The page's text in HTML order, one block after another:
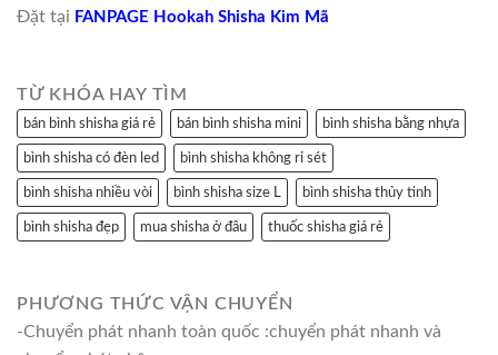
Đặt tại FANPAGE Hookah Shisha Kim Mã
TỪ KHÓA HAY TÌM
bán bình shisha giá rẻ bán bình shisha mini bình shisha bằng nhựa
bình shisha có đèn led bình shisha không rỉ sét
bình shisha nhiều vòi bình shisha size L bình shisha thủy tinh
bình shisha đẹp mua shisha ở đâu thuốc shisha giá rẻ
PHƯƠNG THỨC VẬN CHUYỂN
-Chuyển phát nhanh toàn quốc :chuyển phát nhanh và